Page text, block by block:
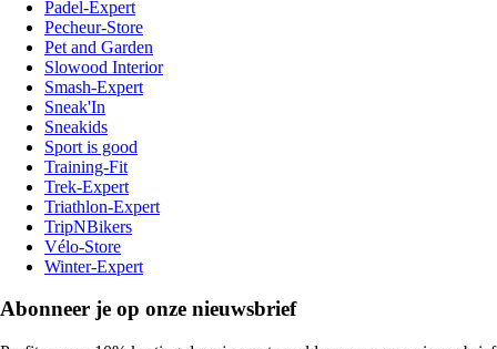
Padel-Expert
Pecheur-Store
Pet and Garden
Slowood Interior
Smash-Expert
Sneak'In
Sneakids
Sport is good
Training-Fit
Trek-Expert
Triathlon-Expert
TripNBikers
Vélo-Store
Winter-Expert
Abonneer je op onze nieuwsbrief